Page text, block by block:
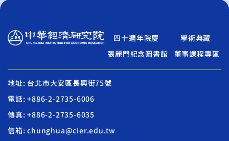
四十週年院慶
學術典藏
張麗門紀念圖書館
董事課程專區
地址: 台北市大安區長興街75號
電話: +886-2-2735-6006
傳真: +886-2-2735-6035
信箱: chunghua@cier.edu.tw